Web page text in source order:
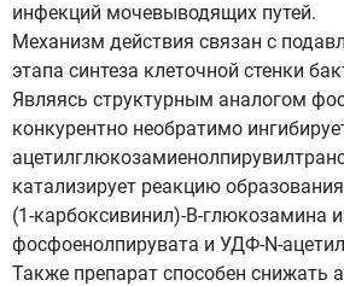
инфекций мочевыводящих путей.
Механизм действия связан с
этапа синтеза клеточной стенки
Являясь структурным аналогом
конкурентно необратимо
катализирует реакцию
(1-карбоксивинил)-В-глюкозамина
фосфоенолпирувата и УДФ-N-
Также препарат способен снижать